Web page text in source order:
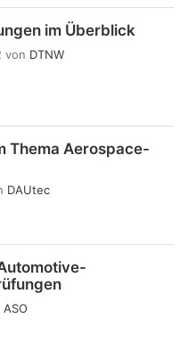
im Überblick
von DTNW
Thema Aerospace-
DAUtec
ASO